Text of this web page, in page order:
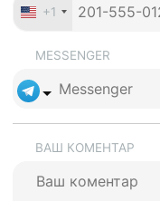
+1
MESSENGER
ВАШ КОМЕНТАР